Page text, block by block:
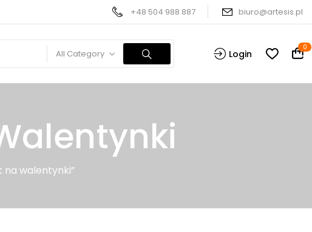
+48 504 988 887 biuro@artesis.pl
All Category Login
0
na walentynki”